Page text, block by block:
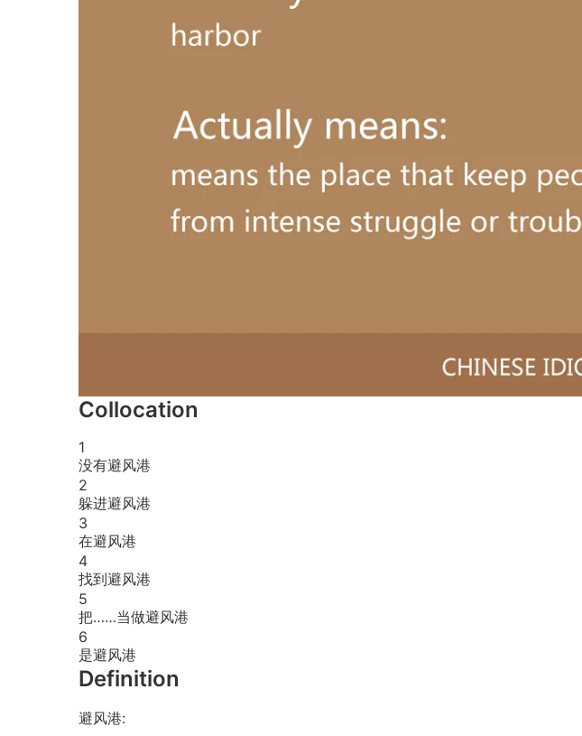
Collocation
1
没有避风港
2
躲进避风港
3
在避风港
4
找到避风港
5
把……当做避风港
6
是避风港
Definition
避风港: